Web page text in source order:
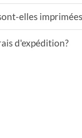
elles
d'expédition?